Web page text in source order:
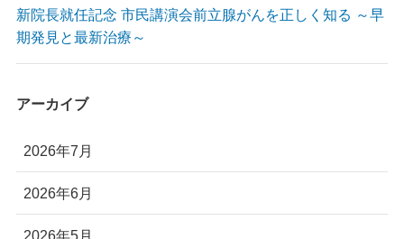
新院長就任記念 市民講演会前立腺がんを正しく知る ～早
期発見と最新治療～
アーカイブ
2026年7月
2026年6月